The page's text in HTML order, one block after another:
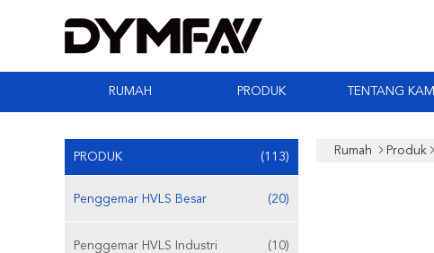
RUMAH PRODUK TENTANG KAMI
PRODUK (113)
Penggemar HVLS Besar (20)
Penggemar HVLS Industri (10)
Rumah Produk